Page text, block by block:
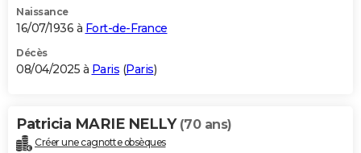
Naissance
16/07/1936 à Fort-de-France
Décès
08/04/2025 à Paris (Paris)
Patricia MARIE NELLY (70 ans)
Créer une cagnotte obsèques